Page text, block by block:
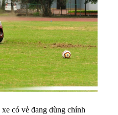
có vẻ đang dùng chính